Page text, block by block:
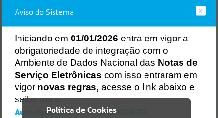
Resultados para""
PortaisPolítica de Cookies
Aviso do Sistema
Iniciando em 01/01/2026 entra em vigor a
obrigatoriedade de integração com o
Ambiente de Dados Nacional das Notas de
Serviço Eletrônicas com isso entraram em
vigor novas regras, acesse o link abaixo e
saiba mais.
Autoatendimento - MUNICIPIO DE ITÁ
Erro
Gerenciamento do Sistema
CÓDIGO DA MENSAGEM:
Ocorreu um erro de script:
Uncaught SyntaxError: Unexpected token '('
https://ita.atende.net/cidadao/pagina/static/bundle/wpo_index_2_b
ase_l2_portal_editores_sync_e14c26d9c225f7e6839456cea306af19.js
?v=1fa3919d:47
Verificar Mais Detalhes